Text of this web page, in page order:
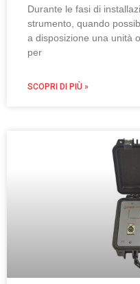
Durante le fasi di
strumento, quando
a disposizione una unità
per
SCOPRI DI PIÙ »